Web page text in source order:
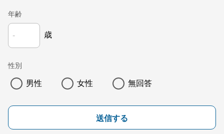
年齢
歳
性別
男性 女性 無回答
送信する